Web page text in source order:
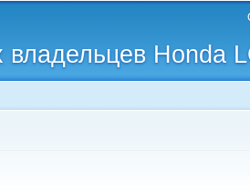
владельцев Honda